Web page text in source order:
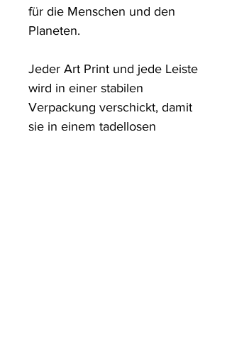
für die Menschen und den
Planeten.
Jeder Art Print und jede Leiste
wird in einer stabilen
Verpackung verschickt, damit
sie in einem tadellosen